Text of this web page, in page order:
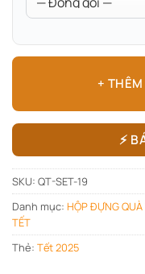
+
⚡
SKU: QT-SET-19
Danh mục: HỘP ĐỰNG QUÀ
TẾT
Thẻ: Tết 2025